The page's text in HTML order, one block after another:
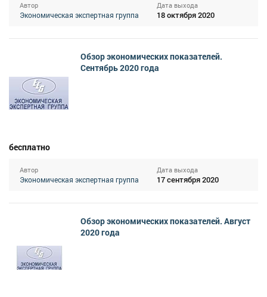
Автор
Экономическая экспертная группа
Дата выхода
18 октября 2020
Обзор экономических показателей.
Сентябрь 2020 года
бесплатно
Автор
Экономическая экспертная группа
Дата выхода
17 сентября 2020
Обзор экономических показателей. Август
2020 года